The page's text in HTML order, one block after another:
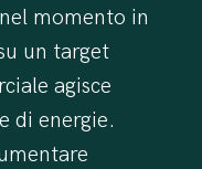
momento in
un target
agisce
di energie.